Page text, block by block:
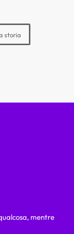
storia
mentre